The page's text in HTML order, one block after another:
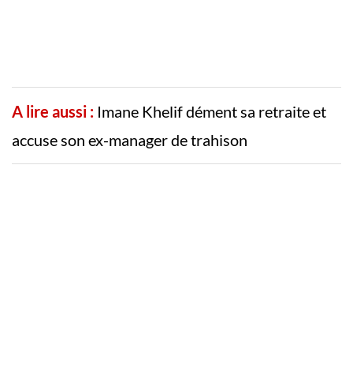
A lire aussi : Imane Khelif dément sa retraite et
accuse son ex-manager de trahison